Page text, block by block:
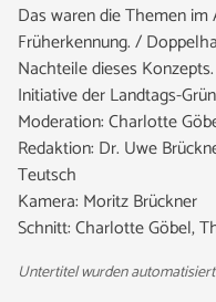
Das waren die Themen
Früherkennung. /
Nachteile dieses
Initiative der Landtags-
Moderation: Charlotte
Redaktion: Dr. Uwe
Teutsch
Kamera: Moritz Brückner
Schnitt: Charlotte Göbel,
Untertitel wurden